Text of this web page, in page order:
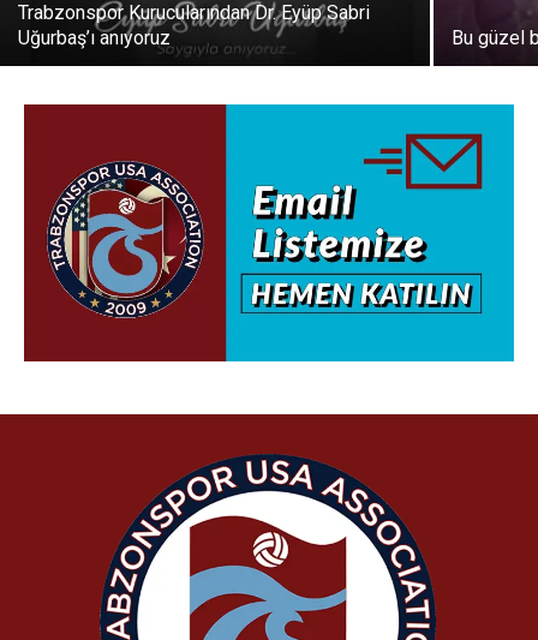
Trabzonspor Kurucularından Dr. Eyüp Sabri
Uğurbaş’ı anıyoruz
Bu güzel